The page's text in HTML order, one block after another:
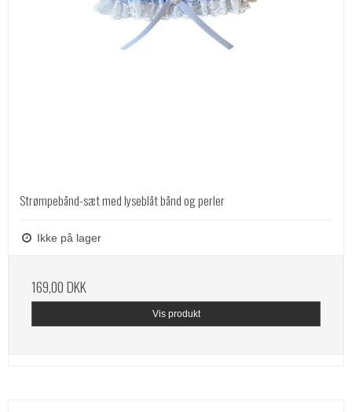
Strømpebånd-sæt med lyseblåt bånd og perler
Ikke på lager
169,00 DKK
Vis produkt